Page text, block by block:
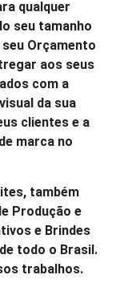
qualquer
seu tamanho
Orçamento
aos seus
com a
da sua
clientes e a
marca no
também
Produção e
e Brindes
todo o Brasil.
trabalhos.